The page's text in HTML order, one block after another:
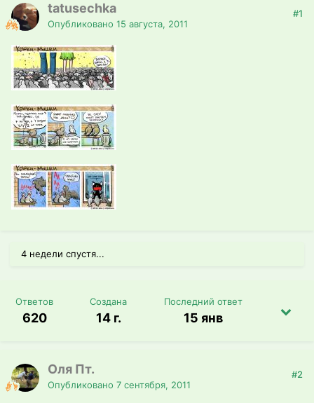
tatusechka
Опубликовано 15 августа, 2011
#1
4 недели спустя...
Ответов
620
Создана
14 г.
Последний ответ
15 янв
Оля Пт.
Опубликовано 7 сентября, 2011
#2